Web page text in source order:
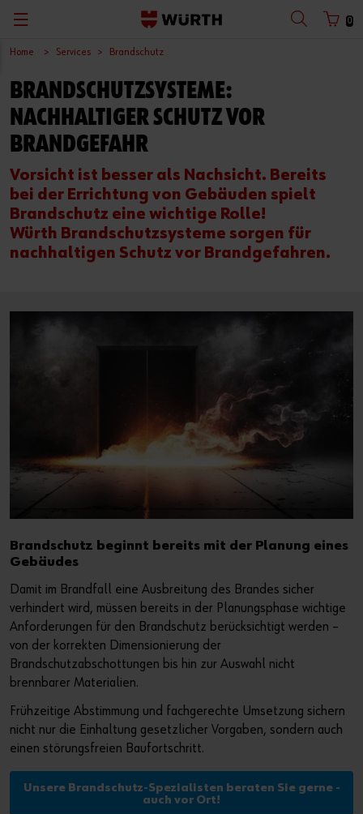
0
Home Services Brandschutz
BRANDSCHUTZSYSTEME:
NACHHALTIGER SCHUTZ VOR
BRANDGEFAHR
Vorsicht ist besser als Nachsicht. Bereits
bei der Errichtung von Gebäuden spielt
Brandschutz eine wichtige Rolle!
Würth Brandschutzsysteme sorgen für
nachhaltigen Schutz vor Brandgefahren.
Brandschutz beginnt bereits mit der Planung eines
Gebäudes
Damit im Brandfall eine Ausbreitung des Brandes sicher
verhindert wird, müssen bereits in der Planungsphase wichtige
Anforderungen für den Brandschutz berücksichtigt werden –
von der korrekten Dimensionierung der
Brandschutzabschottungen bis hin zur Auswahl nicht
brennbarer Materialien.
Frühzeitige Abstimmung und fachgerechte Umsetzung sichern
nicht nur die Einhaltung gesetzlicher Vorgaben, sondern auch
einen störungsfreien Baufortschritt.
Unsere Brandschutz-Spezialisten beraten Sie gerne -
auch vor Ort!